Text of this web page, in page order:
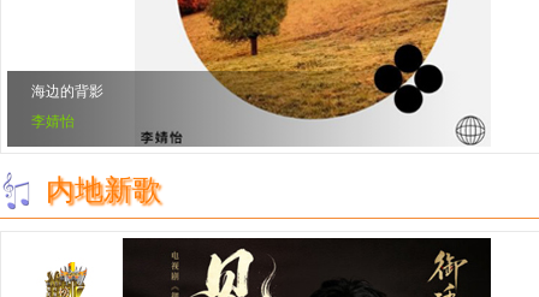
海边的背影
李婧怡
内地新歌